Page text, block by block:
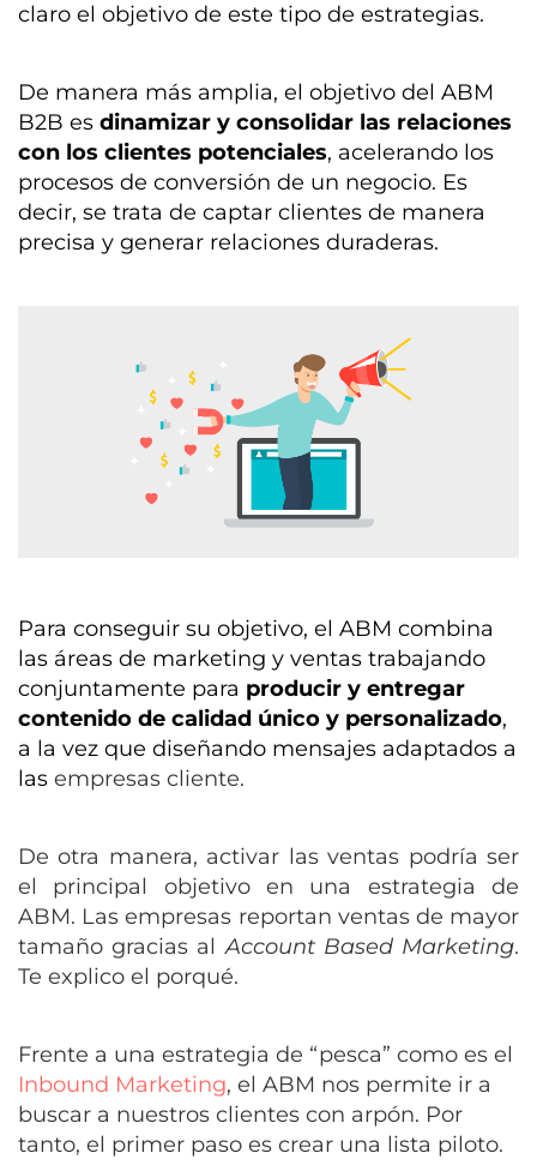
claro el objetivo de este tipo de estrategias.
De manera más amplia, el objetivo del ABM
B2B es dinamizar y consolidar las relaciones
con los clientes potenciales, acelerando los
procesos de conversión de un negocio. Es
decir, se trata de captar clientes de manera
precisa y generar relaciones duraderas.
Para conseguir su objetivo, el ABM combina
las áreas de marketing y ventas trabajando
conjuntamente para producir y entregar
contenido de calidad único y personalizado,
a la vez que diseñando mensajes adaptados a
las empresas cliente.
De otra manera, activar las ventas podría ser
el principal objetivo en una estrategia de
ABM. Las empresas reportan ventas de mayor
tamaño gracias alAccount Based Marketing.
Te explico el porqué.
Frente a una estrategia de “pesca” como es el
Inbound Marketing, el ABM nos permite ir a
buscar a nuestros clientes con arpón. Por
tanto, el primer paso es crear una lista piloto.